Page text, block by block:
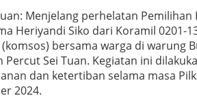
Menjelang perhelatan Pemilihan
Heriyandi Siko dari Koramil 0201-
bersama warga di warung
Percut Sei Tuan. Kegiatan ini
dan ketertiban selama masa
2024.